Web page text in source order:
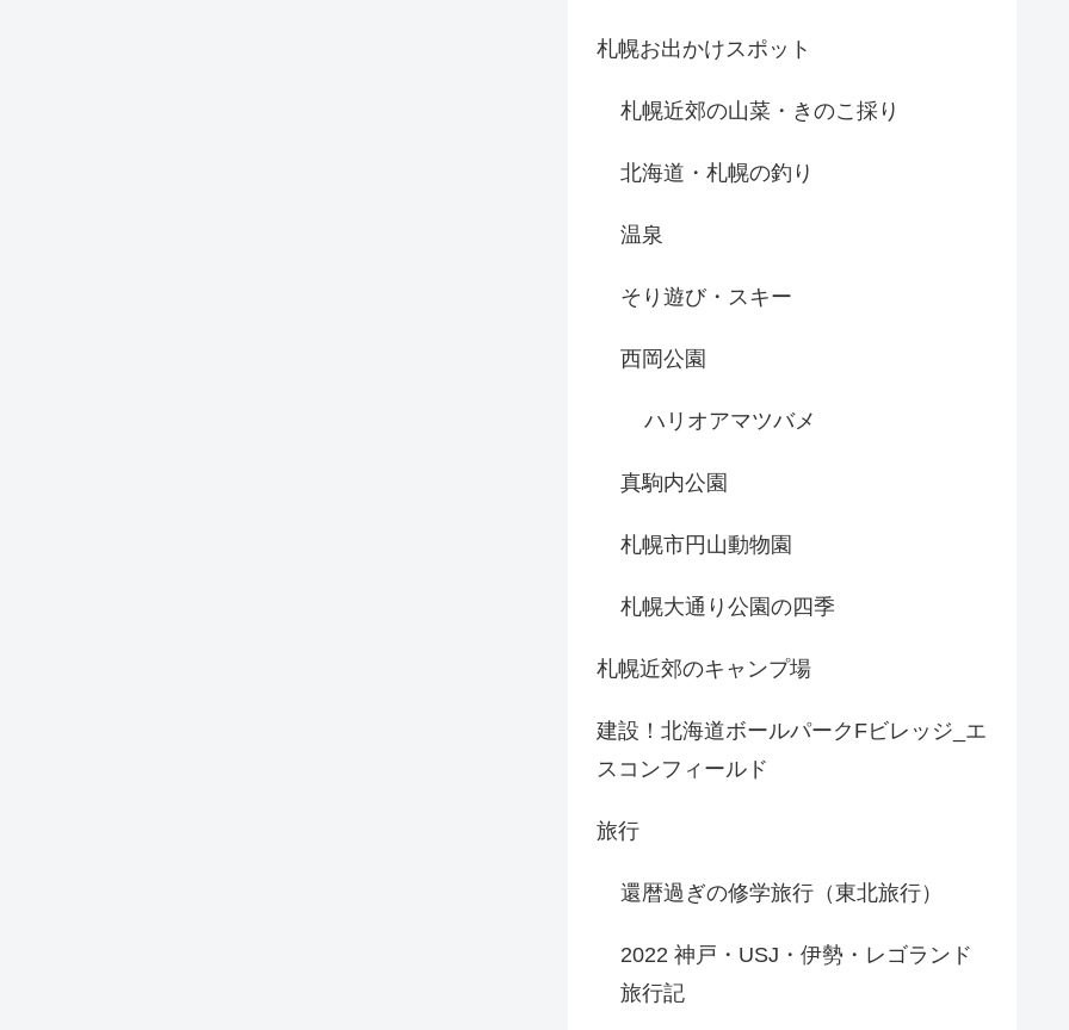
札幌お出かけスポット
札幌近郊の山菜・きのこ採り
北海道・札幌の釣り
温泉
そり遊び・スキー
西岡公園
ハリオアマツバメ
真駒内公園
札幌市円山動物園
札幌大通り公園の四季
札幌近郊のキャンプ場
建設！北海道ボールパークFビレッジ_エ
スコンフィールド
旅行
還暦過ぎの修学旅行（東北旅行）
2022 神戸・USJ・伊勢・レゴランド
旅行記